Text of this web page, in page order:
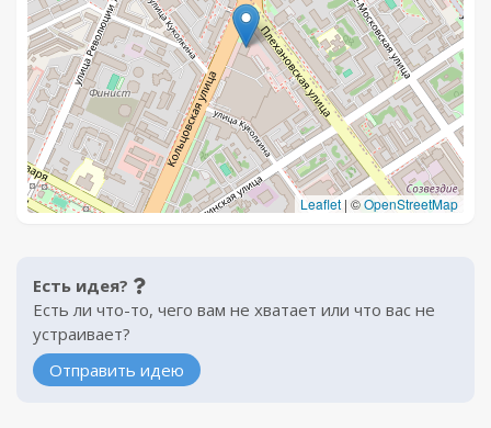
Leaflet | ©OpenStreetMap
Есть идея?
Есть ли что-то, чего вам не хватает или что вас не
устраивает?
Отправить идею